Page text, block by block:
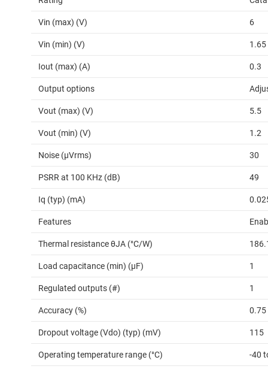
Vin (max) (V) 6
Vin (min) (V) 1.65
Iout (max) (A) 0.3
Output options
Vout (max) (V) 5.5
Vout (min) (V) 1.2
Noise (µVrms) 30
PSRR at 100 KHz (dB) 49
Iq (typ) (mA)
Features
Thermal resistance θJA (°C/W)
Load capacitance (min) (µF) 1
Regulated outputs (#) 1
Accuracy (%) 0.75
Dropout voltage (Vdo) (typ) (mV) 115
Operating temperature range (°C) -40